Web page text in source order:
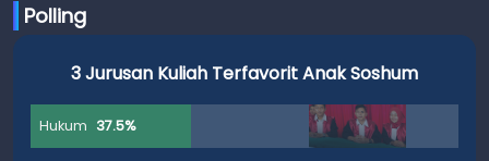
Polling
3 Jurusan Kuliah Terfavorit Anak Soshum
Hukum 37.5%